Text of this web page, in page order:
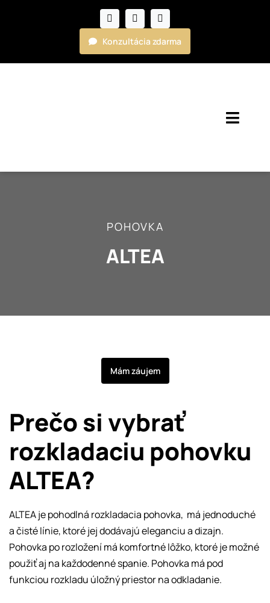
Konzultácia zdarma
Kuchyne
POHOVKA
ALTEA
Mám záujem
Prečo si vybrať
rozkladaciu pohovku
ALTEA?
ALTEA je pohodlná rozkladacia pohovka, má jednoduché
a čisté línie, ktoré jej dodávajú eleganciu a dizajn.
Pohovka po rozložení má komfortné lôžko, ktoré je možné
použiť aj na každodenné spanie. Pohovka má pod
funkciou rozkladu úložný priestor na odkladanie.